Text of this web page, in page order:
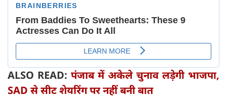
ALSO READ: पंजाब में अकेले चुनाव लड़ेगी भाजपा,
SAD से सीट शेयरिंग पर नहीं बनी बात